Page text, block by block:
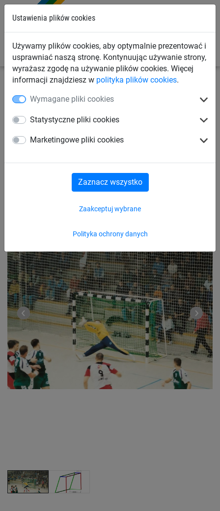
Ustawienia plików cookies
Używamy plików cookies, aby optymalnie prezentować i
usprawniać naszą stronę. Kontynuując używanie strony,
wyrażasz zgodę na używanie plików cookies. Więcej
informacji znajdziesz w polityka plików cookies.
Wymagane pliki cookies
Statystyczne pliki cookies
Marketingowe pliki cookies
Polityka ochrony danych
Zaakceptuj wybrane
Zaznacz wszystko
bramkę do piłki ręcznej
Siatki na bramki do piłki
ręcznej (ø 3 mm)